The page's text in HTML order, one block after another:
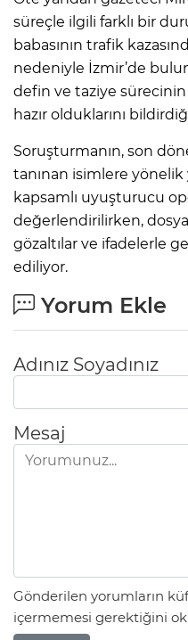
süreçle ilgili farklı bir
babasının trafik
nedeniyle İzmir’de
defin ve taziye
hazır olduklarını
Soruşturmanın, son
tanınan isimlere
kapsamlı uyuşturucu
değerlendirilirken,
gözaltılar ve ifadelerle
ediliyor.
Yorum Ekle
Adınız Soyadınız
Mesaj
Gönderilen yorumların
içermemesi gerektiğini